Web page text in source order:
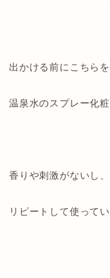
出かける前にこちら
温泉水のスプレー化
香りや刺激がないし
リピートして使って